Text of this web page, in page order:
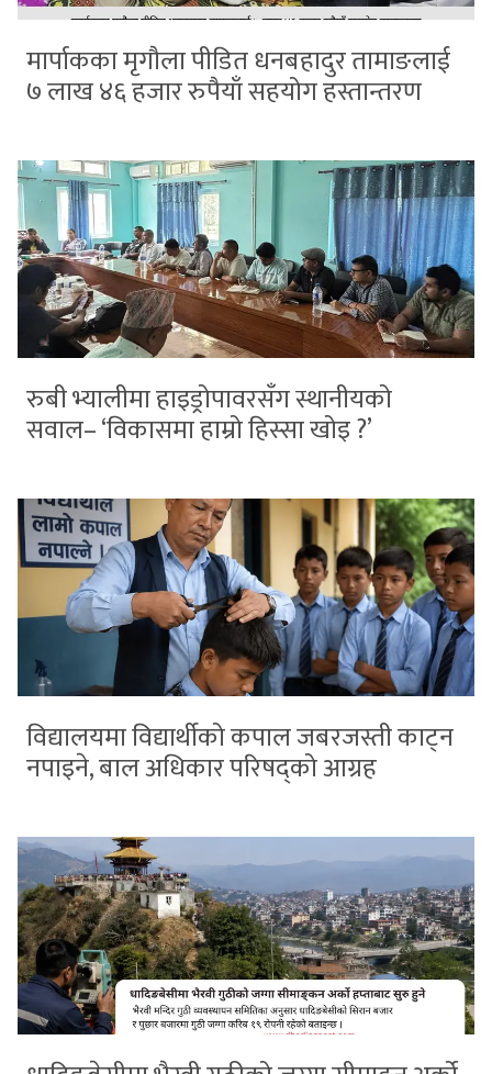
मार्पाकका मृगौला पीडित धनबहादुर तामाङलाई
७ लाख ४६ हजार रुपैयाँ सहयोग हस्तान्तरण
रुबी भ्यालीमा हाइड्रोपावरसँग स्थानीयको
सवाल– ‘विकासमा हाम्रो हिस्सा खोइ ?’
विद्यालयमा विद्यार्थीको कपाल जबरजस्ती काट्न
नपाइने, बाल अधिकार परिषद्को आग्रह